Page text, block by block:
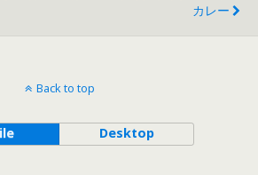
カレー
Back to top
Desktop